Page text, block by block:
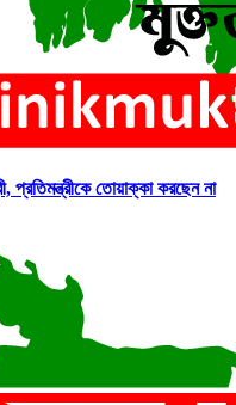
প্রতিমন্ত্রীকে তোয়াক্কা করছেন না